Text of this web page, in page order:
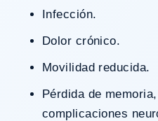
Infección.
Dolor crónico.
Movilidad reducida.
Pérdida de memoria, deterioro cognitivo o
complicaciones